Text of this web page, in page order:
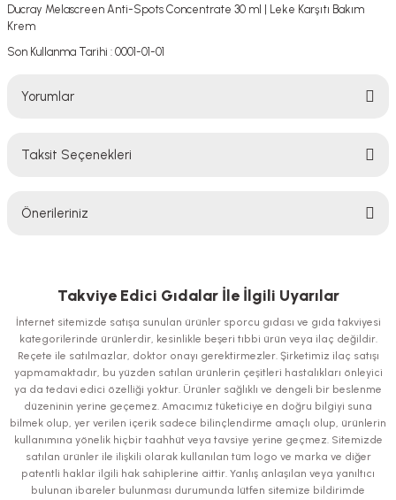
Ducray Melascreen Anti-Spots Concentrate 30 ml | Leke Karşıtı Bakım
Krem
Son Kullanma Tarihi : 0001-01-01
Yorumlar
Taksit Seçenekleri
Önerileriniz
iletebilirsiniz.
Görüş ve önerileriniz için teşekkür ederiz.
Ürün resmi kalitesiz, bozuk veya görüntülenemiyor.
Ürün açıklamasında eksik bilgiler bulunuyor.
Ürün bilgilerinde hatalar bulunuyor.
Ürün fiyatı diğer sitelerden daha pahalı.
Bu ürüne benzer farklı alternatifler olmalı.
Takviye Edici Gıdalar İle İlgili Uyarılar
İnternet sitemizde satışa sunulan ürünler sporcu gıdası ve gıda takviyesi
kategorilerinde ürünlerdir, kesinlikle beşeri tıbbi ürün veya ilaç değildir.
Reçete ile satılmazlar, doktor onayı gerektirmezler. Şirketimiz ilaç satışı
yapmamaktadır, bu yüzden satılan ürünlerin çeşitleri hastalıkları önleyici
ya da tedavi edici özelliği yoktur. Ürünler sağlıklı ve dengeli bir beslenme
düzeninin yerine geçemez. Amacımız tüketiciye en doğru bilgiyi suna
bilmek olup, yer verilen içerik sadece bilinçlendirme amaçlı olup, ürünlerin
kullanımına yönelik hiçbir taahhüt veya tavsiye yerine geçmez. Sitemizde
satılan ürünler ile ilişkili olarak kullanılan tüm logo ve marka ve diğer
patentli haklar ilgili hak sahiplerine aittir. Yanlış anlaşılan veya yanıltıcı
bulunan ibareler bulunması durumunda lütfen sitemize bildirimde